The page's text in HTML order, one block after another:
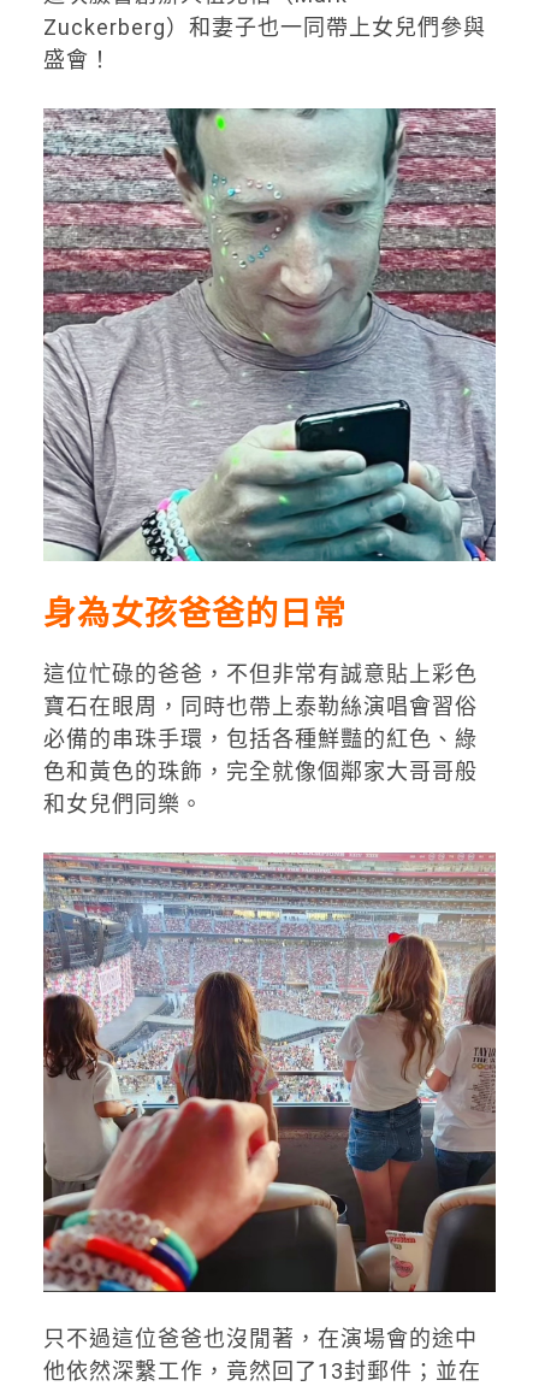
Zuckerberg）和妻子也一同帶上女兒們參與
盛會！
身為女孩爸爸的日常
這位忙碌的爸爸，不但非常有誠意貼上彩色
寶石在眼周，同時也帶上泰勒絲演唱會習俗
必備的串珠手環，包括各種鮮豔的紅色、綠
色和黃色的珠飾，完全就像個鄰家大哥哥般
和女兒們同樂。
只不過這位爸爸也沒閒著，在演場會的途中
他依然深繫工作，竟然回了13封郵件；並在